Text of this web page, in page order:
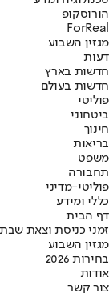
הורוסקופ
ForReal
מגזין השבוע
דעות
חדשות בארץ
חדשות בעולם
פוליטי
ביטחוני
חינוך
בריאות
משפט
תחבורה
פוליטי-מדיני
כללי ומידע
דף הבית
זמני כניסת וצאת שבת
מגזין השבוע
בחירות 2026
אודות
צור קשר